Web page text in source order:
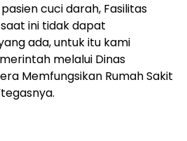
cuci darah, Fasilitas
ini tidak dapat
ada, untuk itu kami
melalui Dinas
Memfungsikan Rumah Sakit